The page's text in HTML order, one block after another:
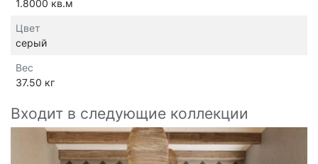
1.8000 кв.м
Цвет
серый
Вес
37.50 кг
Входит в следующие коллекции